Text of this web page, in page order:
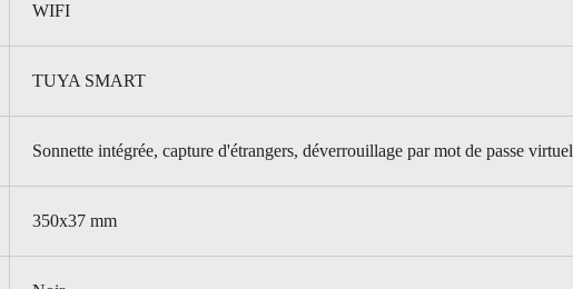
WIFI
TUYA SMART
Sonnette intégrée, capture d'étrangers, déverrouillage par mot de passe virtuel
350x37 mm